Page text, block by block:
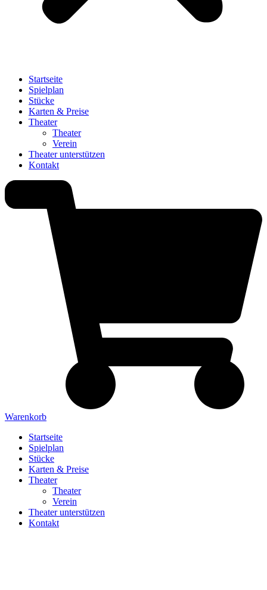
Startseite
Spielplan
Stücke
Karten & Preise
Theater
Theater
Verein
Theater unterstützen
Kontakt
Warenkorb
Startseite
Spielplan
Stücke
Karten & Preise
Theater
Theater
Verein
Theater unterstützen
Kontakt